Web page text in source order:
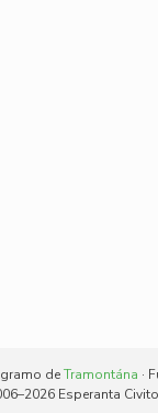
deTramontána ·
Esperanta Civito